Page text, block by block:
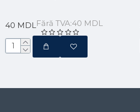
40 MDLFără TVA:40 MDL